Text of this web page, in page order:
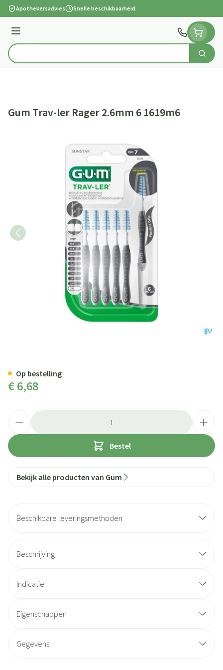
Ga naar de inhoud
Apothekersadvies Snelle beschikbaarheid
Menu
Product, merk, categorie... Zoek
Gum Trav-ler Rager 2.6mm 6 1619m6
€ 6,68
Bestel
Op bestelling
Bekijk alle producten van Gum
Beschikbare leveringsmethoden
Beschrijving
Indicatie
Eigenschappen
Gegevens